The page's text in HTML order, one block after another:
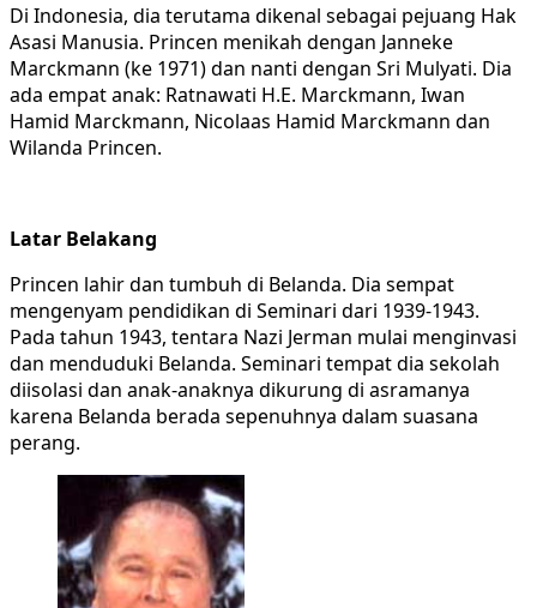
Di Indonesia, dia terutama dikenal sebagai pejuang Hak
Asasi Manusia. Princen menikah dengan Janneke
Marckmann (ke 1971) dan nanti dengan Sri Mulyati. Dia
ada empat anak: Ratnawati H.E. Marckmann, Iwan
Hamid Marckmann, Nicolaas Hamid Marckmann dan
Wilanda Princen.
Latar Belakang
Princen lahir dan tumbuh di Belanda. Dia sempat
mengenyam pendidikan di Seminari dari 1939-1943.
Pada tahun 1943, tentara Nazi Jerman mulai menginvasi
dan menduduki Belanda. Seminari tempat dia sekolah
diisolasi dan anak-anaknya dikurung di asramanya
karena Belanda berada sepenuhnya dalam suasana
perang.